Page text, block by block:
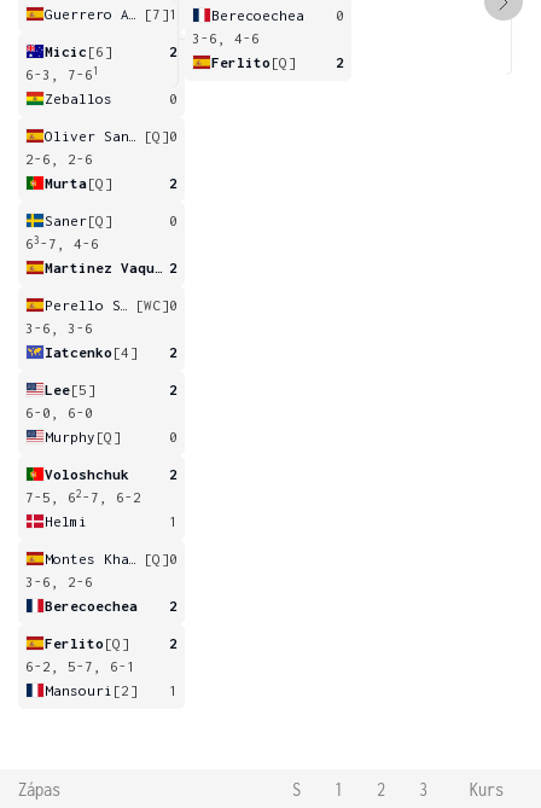
[7]1
Micic [6]
2
6-3, 7-6 1
Zeballos 0
[Q]0
2-6, 2-6
Murta[Q] 2
Saner[Q]
0
63 -7, 4-6
2
[WC]0
3-6, 3-6
Iatcenko [4] 2
Lee[5]
2
6-0, 6-0
Murphy [Q] 0
Voloshchuk
2
7-5, 62 -7, 6-2
Helmi
1
[Q]0
3-6, 2-6
Berecoechea
2
Ferlito [Q]
2
6-2, 5-7, 6-1
Mansouri [2] 1
Berecoechea
0
3-6, 4-6
Ferlito [Q] 2
Zápas S 1 2 3
Kurs